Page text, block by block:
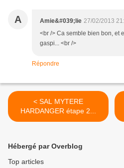
A Amie&#039;lie 27/02/2013
<br /> Ca semble bien bon, et
gaspi... <br />
Répondre
< SAL MYTERE
HARDANGER étape 2...
Hébergé par Overblog
Top articles